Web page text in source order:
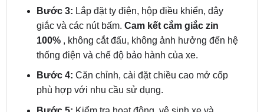
100% , không cắt đấu, không ảnh hưởng đến hệ
thống điện và chế độ bảo hành của xe.
Bước 4:Căn chỉnh, cài đặt chiều cao mở cốp
phù hợp với nhu cầu sử dụng.
Bước 5: Kiểm tra hoạt động, vệ sinh xe và
hướng dẫn khách hàng sử dụng.